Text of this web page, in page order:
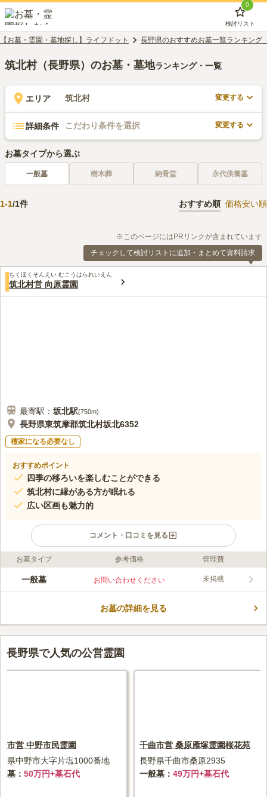
0
検討リスト
【お墓・霊園・墓地探し】ライフドット 長野県のおすすめお墓一覧ランキング
筑北村（長野県）のお墓・墓地ランキング・一覧
エリア 筑北村 変更する
詳細条件 こだわり条件を選択 変更する
お墓タイプから選ぶ
一般墓 樹木葬 納骨堂 永代供養墓
1-1/1件 おすすめ順 価格安い順
※このページにはPRリンクが含まれています
チェックして検討リストに追加・まとめて資料請求
ちくほくそんえい むこうはられいえん
筑北村営 向原霊園
最寄駅： 坂北駅(750m)
長野県東筑摩郡筑北村坂北6352
檀家になる必要なし
おすすめポイント
四季の移ろいを楽しむことができる
筑北村に縁がある方が眠れる
広い区画も魅力的
コメント・口コミを見る
ライフドット編集部のコメント
筑北村営向原霊園は、四季の移ろいを楽しむことができる自然に
石碑や石灯篭などを建てることができます。 墓域の道には砂利
口コミ評価
この霊園はまだ誰からも評価されていません。
お墓タイプ 参考価格 管理費
一般墓 お問い合わせください 未掲載
お墓の詳細を見る
長野県で人気の公営霊園
市営 中野市民霊園
県中野市大字片塩1000番地
墓
50万円+墓石代
千曲市営 桑原雁塚霊園桜花苑
長野県千曲市桑原2935
一般墓
49万円+墓石代